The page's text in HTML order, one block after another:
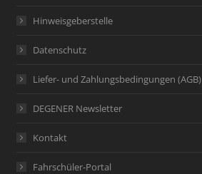
Hinweisgeberstelle
Datenschutz
Liefer- und Zahlungsbedingungen (AGB)
DEGENER Newsletter
Kontakt
Fahrschüler-Portal